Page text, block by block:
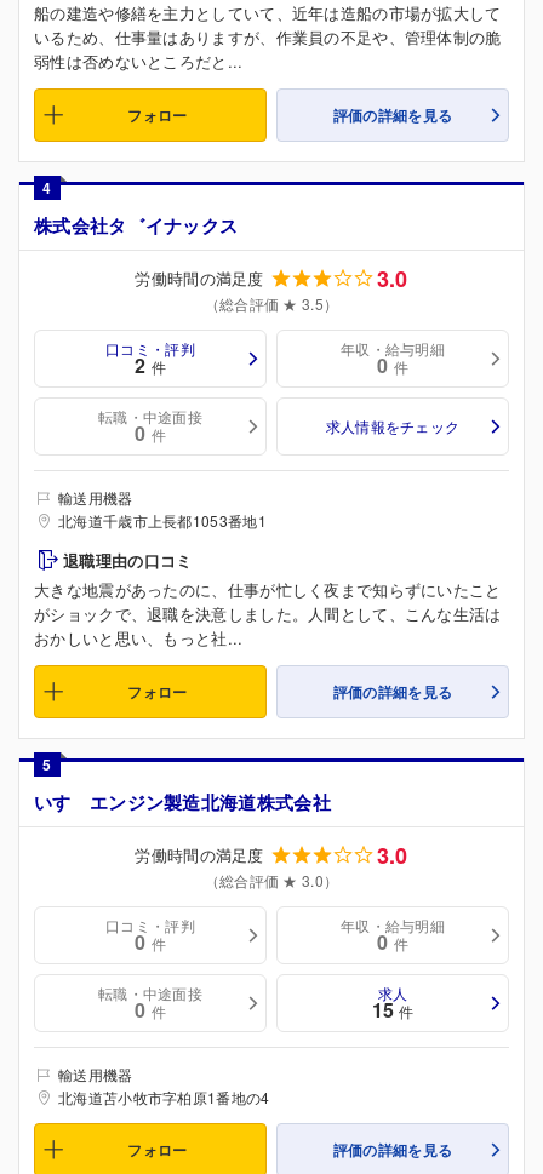
船の建造や修繕を主力としていて、近年は造船の市場が拡大して
いるため、仕事量はありますが、作業員の不足や、管理体制の脆
弱性は否めないところだと...
フォロー 評価の詳細を見る
4
株式会社タ゛イナックス
労働時間の満足度 3.0
（総合評価 ★ 3.5）
口コミ・評判
2 件
年収・給与明細
0 件
転職・中途面接
0 件 求人情報をチェック
輸送用機器
北海道千歳市上長都1053番地1
退職理由の口コミ
大きな地震があったのに、仕事が忙しく夜まで知らずにいたこと
がショックで、退職を決意しました。人間として、こんな生活は
おかしいと思い、もっと社...
フォロー 評価の詳細を見る
5
いすゞエンジン製造北海道株式会社
労働時間の満足度 3.0
（総合評価 ★ 3.0）
口コミ・評判
0 件
年収・給与明細
0 件
転職・中途面接
0 件
求人
15 件
輸送用機器
北海道苫小牧市字柏原1番地の4
フォロー 評価の詳細を見る